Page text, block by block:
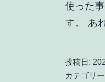
使った
す。 あ
投稿日:
カテゴリ